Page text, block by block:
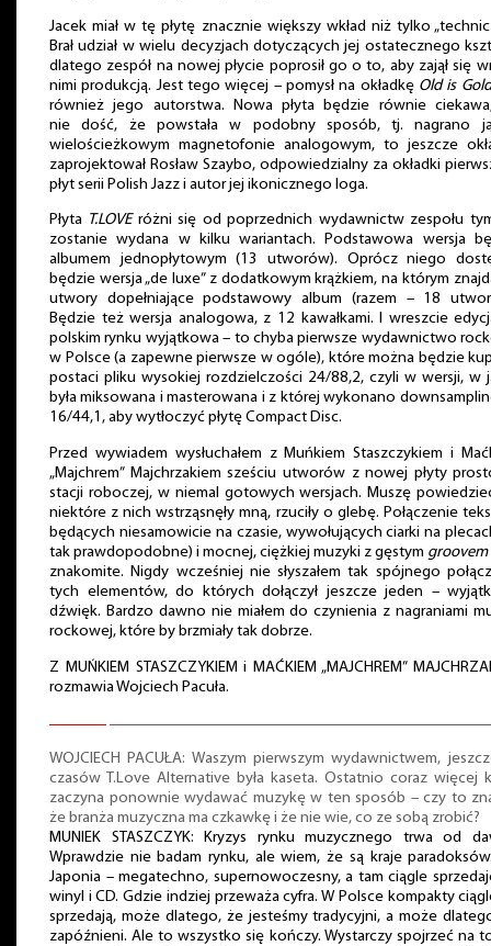
Jacek miał w tę płytę znacznie większy wkład niż tylko
Brał udział w wielu decyzjach dotyczących jej ostatecznego
dlatego zespół na nowej płycie poprosił go o to, aby zajął się
nimi produkcją. Jest tego więcej – pomysł na okładkę Old is Gold
również jego autorstwa. Nowa płyta będzie równie
nie dość, że powstała w podobny sposób, tj. nagrano
wielościeżkowym magnetofonie analogowym, to jeszcze
zaprojektował Rosław Szaybo, odpowiedzialny za okładki
płyt serii Polish Jazz i autor jej ikonicznego loga.
Płyta T.LOVEróżni się od poprzednich wydawnictw zespołu
zostanie wydana w kilku wariantach. Podstawowa wersja
albumem jednopłytowym (13 utworów). Oprócz niego
będzie wersja „de luxe” z dodatkowym krążkiem, na którym
utwory dopełniające podstawowy album (razem – 18
Będzie też wersja analogowa, z 12 kawałkami. I wreszcie
polskim rynku wyjątkowa – to chyba pierwsze wydawnictwo
w Polsce (a zapewne pierwsze w ogóle), które można będzie
postaci pliku wysokiej rozdzielczości 24/88,2, czyli w wersji, w
była miksowana i masterowana i z której wykonano
16/44,1, aby wytłoczyć płytę Compact Disc.
Przed wywiadem wysłuchałem z Muńkiem Staszczykiem i
„Majchrem” Majchrzakiem sześciu utworów z nowej płyty
stacji roboczej, w niemal gotowych wersjach. Muszę
niektóre z nich wstrząsnęły mną, rzuciły o glebę. Połączenie
będących niesamowicie na czasie, wywołujących ciarki na
tak prawdopodobne) i mocnej, ciężkiej muzyki z gęstym groovem
znakomite. Nigdy wcześniej nie słyszałem tak spójnego
tych elementów, do których dołączył jeszcze jeden –
dźwięk. Bardzo dawno nie miałem do czynienia z nagraniami
rockowej, które by brzmiały tak dobrze.
Z MUŃKIEM STASZCZYKIEM i MAĆKIEM „MAJCHREM”
rozmawia Wojciech Pacuła.
WOJCIECH PACUŁA: Waszym pierwszym wydawnictwem,
czasów T.Love Alternative była kaseta. Ostatnio coraz więcej
zaczyna ponownie wydawać muzykę w ten sposób – czy to
że branża muzyczna ma czkawkę i że nie wie, co ze sobą zrobić?
MUNIEK STASZCZYK: Kryzys rynku muzycznego trwa od
Wprawdzie nie badam rynku, ale wiem, że są kraje
Japonia – megatechno, supernowoczesny, a tam ciągle
winyl i CD. Gdzie indziej przeważa cyfra. W Polsce kompakty
sprzedają, może dlatego, że jesteśmy tradycyjni, a może
zapóźnieni. Ale to wszystko się kończy. Wystarczy spojrzeć na